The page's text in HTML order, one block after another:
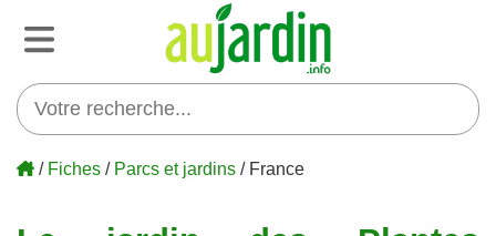
/ Fiches / Parcs et jardins / France